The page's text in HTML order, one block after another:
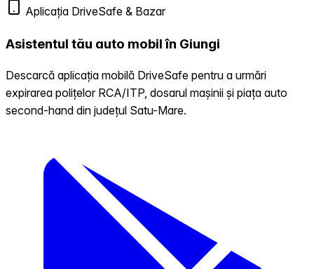
Aplicația DriveSafe & Bazar
Asistentul tău auto mobil în Giungi
Descarcă aplicația mobilă DriveSafe pentru a urmări
expirarea polițelor RCA/ITP, dosarul mașinii și piața auto
second-hand din județul Satu-Mare.